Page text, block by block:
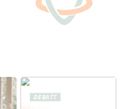
DEBATT